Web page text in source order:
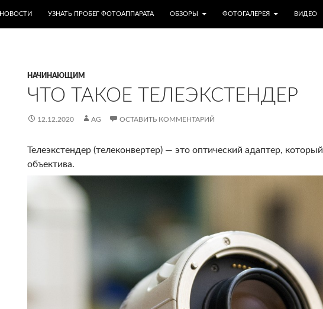
НОВОСТИ УЗНАТЬ ПРОБЕГ ФОТОАППАРАТА ОБЗОРЫ ФОТОГАЛЕРЕЯ ВИДЕО
НАЧИНАЮЩИМ
ЧТО ТАКОЕ ТЕЛЕЭКСТЕНДЕР
12.12.2020 AG ОСТАВИТЬ КОММЕНТАРИЙ
Телеэкстендер (телеконвертер) — это оптический адаптер,
объектива.